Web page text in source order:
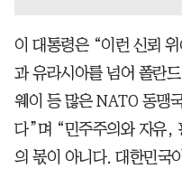
이 대통령은 “이런 신뢰
과 유라시아를 넘어 폴란
웨이 등 많은 NATO 동맹
다”며 “민주주의와 자유,
의 몫이 아니다. 대한민국